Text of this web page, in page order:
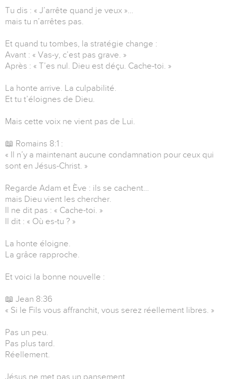
Tu dis : « J’arrête quand je veux »…
mais tu n’arrêtes pas.
Et quand tu tombes, la stratégie change :
Avant : « Vas-y, c’est pas grave. »
Après : « T’es nul. Dieu est déçu. Cache-toi. »
La honte arrive. La culpabilité.
Et tu t’éloignes de Dieu.
Mais cette voix ne vient pas de Lui.
📖 Romains 8:1 :
« Il n’y a maintenant aucune condamnation pour ceux qui
sont en Jésus-Christ. »
Regarde Adam et Ève : ils se cachent…
mais Dieu vient les chercher.
Il ne dit pas : « Cache-toi. »
Il dit : « Où es-tu ? »
La honte éloigne.
La grâce rapproche.
Et voici la bonne nouvelle :
📖 Jean 8:36
« Si le Fils vous affranchit, vous serez réellement libres. »
Pas un peu.
Pas plus tard.
Réellement.
Jésus ne met pas un pansement.